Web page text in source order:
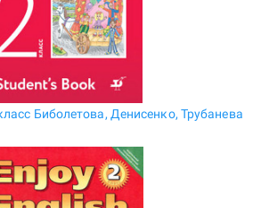
Биболетова, Денисенко, Трубанева